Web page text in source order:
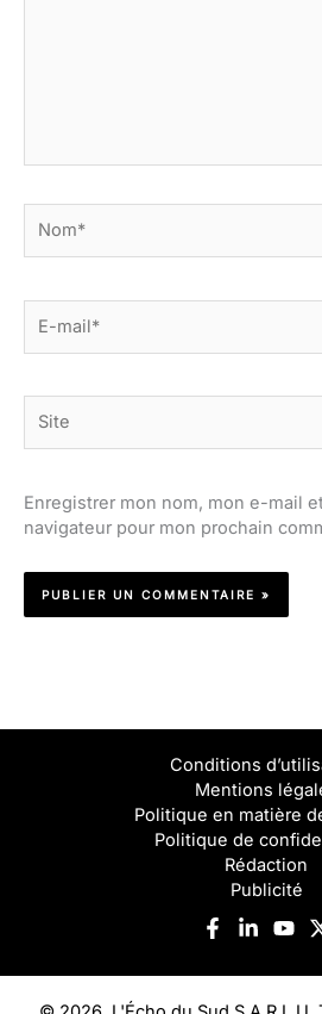
mail*
Enregistrer mon nom, mon e-mail
navigateur pour mon prochain
Conditions
Mentions
Politique en matière
Politique de
Rédaction
Publicité